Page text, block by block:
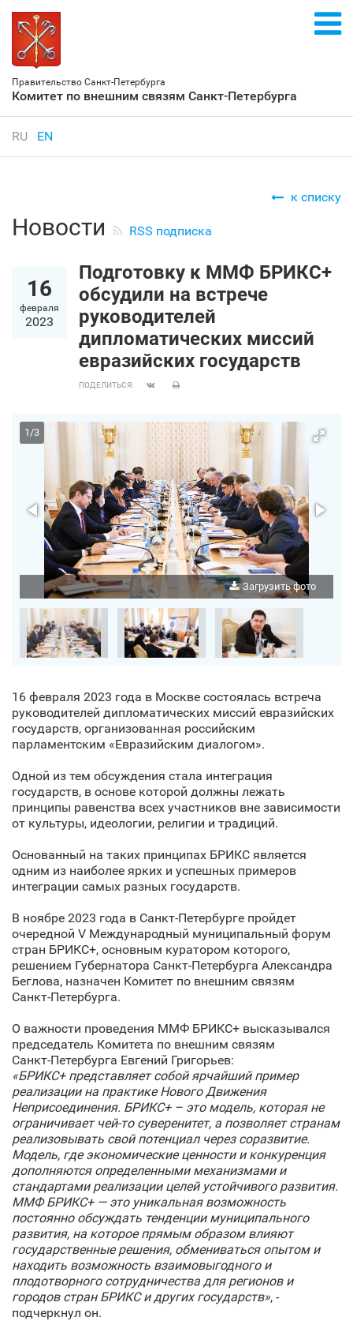
Правительство Санкт‑Петербурга
Комитет по внешним связям Санкт‑Петербурга
RU EN
к списку
Новости RSS подписка
16
февраля
2023
Подготовку к ММФ БРИКС+
обсудили на встрече
руководителей
дипломатических миссий
евразийских государств
ПОДЕЛИТЬСЯ:
Загрузить фото
1/3
16 февраля 2023 года в Москве состоялась встреча
руководителей дипломатических миссий евразийских
государств, организованная российским
парламентским «Евразийским диалогом».
Одной из тем обсуждения стала интеграция
государств, в основе которой должны лежать
принципы равенства всех участников вне зависимости
от культуры, идеологии, религии и традиций.
Основанный на таких принципах БРИКС является
одним из наиболее ярких и успешных примеров
интеграции самых разных государств.
В ноябре 2023 года в Санкт‑Петербурге пройдет
очередной V Международный муниципальный форум
стран БРИКС+, основным куратором которого,
решением Губернатора Санкт‑Петербурга Александра
Беглова, назначен Комитет по внешним связям
Санкт‑Петербурга.
О важности проведения ММФ БРИКС+ высказывался
председатель Комитета по внешним связям
Санкт‑Петербурга Евгений Григорьев:
«БРИКС+ представляет собой ярчайший пример
реализации на практике Нового Движения
Неприсоединения. БРИКС+ – это модель, которая не
ограничивает чей-то суверенитет, а позволяет странам
реализовывать свой потенциал через соразвитие.
Модель, где экономические ценности и конкуренция
дополняются определенными механизмами и
стандартами реализации целей устойчивого развития.
ММФ БРИКС+ — это уникальная возможность
постоянно обсуждать тенденции муниципального
развития, на которое прямым образом влияют
государственные решения, обмениваться опытом и
находить возможность взаимовыгодного и
плодотворного сотрудничества для регионов и
городов стран БРИКС и других государств», -
подчеркнул он.